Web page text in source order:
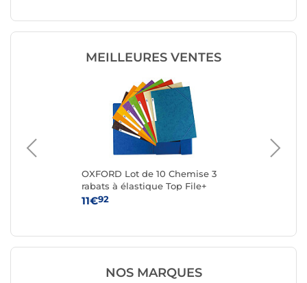
MEILLEURES VENTES
OXFORD Lot de 10 Chemise 3
rabats à élastique Top File+
Assorties Style
11€92
NOS MARQUES